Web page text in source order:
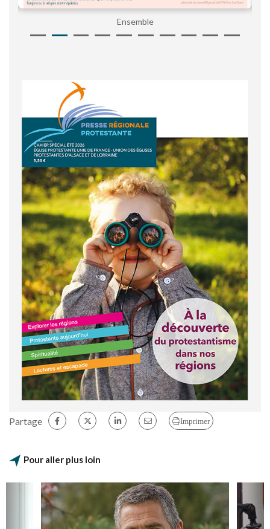
Ensemble
Partage Imprimer
Pour aller plus loin